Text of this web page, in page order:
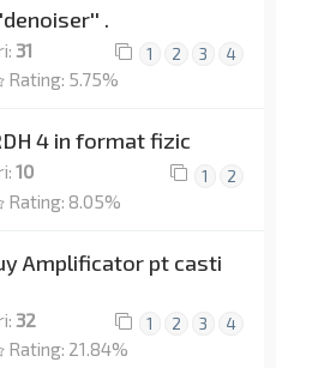
.
31 1 2 3 4
Rating: 5.75%
4 in format fizic
10 1 2
Rating: 8.05%
Amplificator pt casti
32 1 2 3 4
Rating: 21.84%